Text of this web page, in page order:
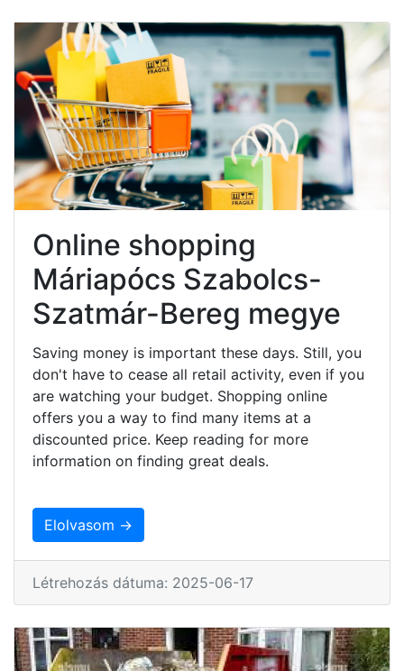
Online shopping
Máriapócs Szabolcs-
Szatmár-Bereg megye
Saving money is important these days. Still, you
don't have to cease all retail activity, even if you
are watching your budget. Shopping online
offers you a way to find many items at a
discounted price. Keep reading for more
information on finding great deals.
Elolvasom →
Létrehozás dátuma: 2025-06-17